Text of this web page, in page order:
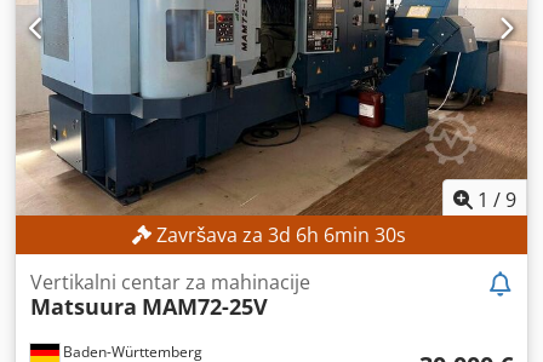
350 mm Maksimalna težina radnog komada: 400 kg
Maksimalna težina elektrode: 100 kg Unutrašnje dimenzije
radnog rezervoara: oko 830 × 590 × 350 mm Udaljenost
stola od centra: 170 – 520 mm DETALJI O MAŠINI
Upravljački sistem: AGIEMATIC T Dkedpfx Amszpypnotjr
Generator: AGIEPULS 60 Priključak na električnu mrežu:
400 V / 50 Hz Dimenzije i težina Dimenzije (D x Š x V): oko
3.000 × 1.700 × 2.580 mm Težina mašine: oko 2.550 kg 1 /9
Završava za 3d 6h 6min 28s
Baden-Württemberg
Vertikalni centar za mahinacije
Matsuura MAM72-25V